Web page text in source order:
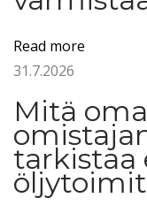
l
e
–
o
u
Read more
31.7.2026
Mitä
tarkistaa